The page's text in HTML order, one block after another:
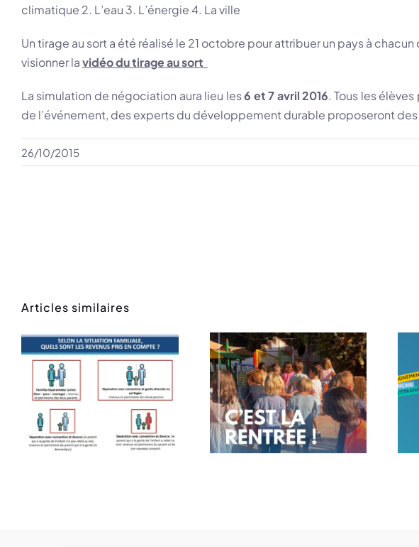
climatique 2. L’eau 3. L’énergie 4. La ville
Un tirage au sort a été réalisé le 21 octobre pour attribuer un pays à
visionner lavidéo du tirage au sort
La simulation de négociation aura lieu les6 et 7 avril 2016​. Tous les
de l’événement, des experts ​du développement durable proposeront
26/10/2015
Articles similaires
Rentrée des
classes
Message de
rentrée